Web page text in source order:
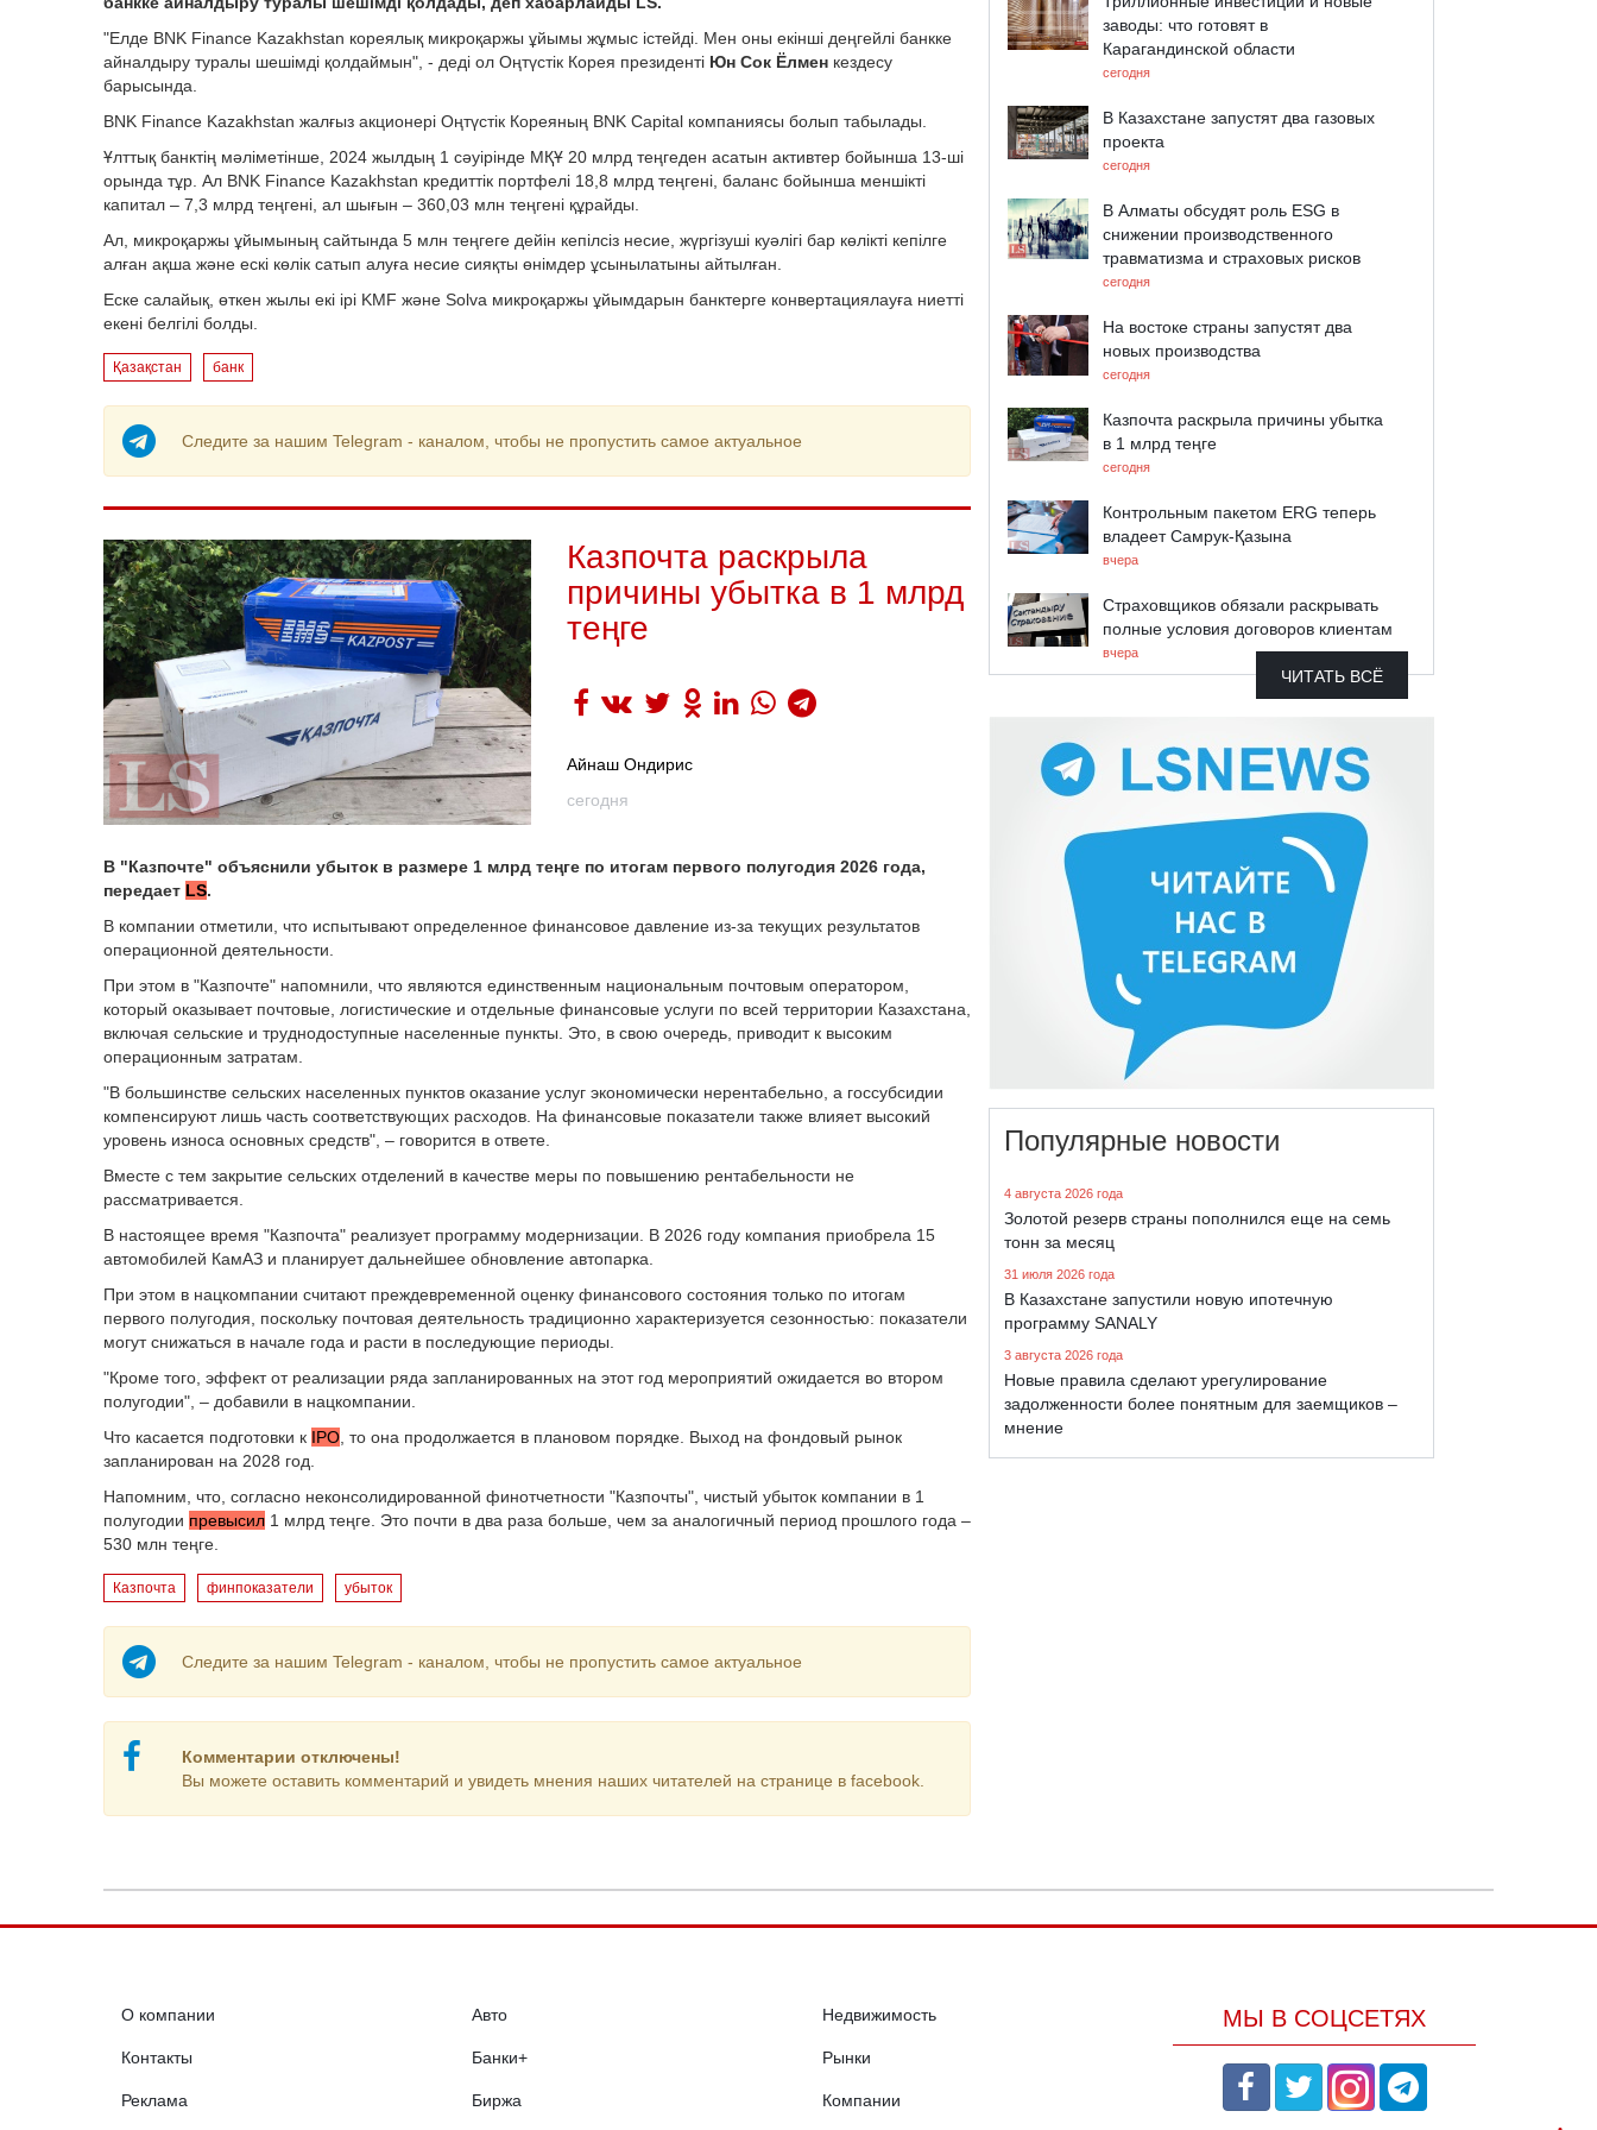
"Елде BNK Finance Kazakhstan кореялық микроқаржы ұйымы жұмыс істейді. Мен оны екінші деңгейлі банкке
айналдыру туралы шешімді қолдаймын", - деді ол Оңтүстік Корея президенті Юн Сок Ёлмен кездесу
барысында.
BNK Finance Kazakhstan жалғыз акционері Оңтүстік Кореяның BNK Capital компаниясы болып табылады.‎
Ұлттық банктің мәліметінше, 2024 жылдың 1 сәуірінде МҚҰ 20 млрд теңгеден асатын активтер бойынша 13-ші
орында тұр. Ал BNK Finance Kazakhstan кредиттік портфелі 18,8 млрд теңгені, баланс бойынша меншікті
капитал – 7,3 млрд теңгені, ал шығын – 360,03 млн теңгені құрайды.
Ал, микроқаржы ұйымының сайтында 5 млн теңгеге дейін кепілсіз несие, жүргізуші куәлігі бар көлікті кепілге
алған ақша және ескі көлік сатып алуға несие сияқты өнімдер ұсынылатыны айтылған.
Еске салайық, өткен жылы екі ірі KMF және Solva микроқаржы ұйымдарын банктерге конвертациялауға ниетті
екені белгілі болды.
Қазақстан банк
Следите за нашим Telegram - каналом, чтобы не пропустить самое актуальное
Казпочта раскрыла
причины убытка в 1 млрд
теңге
Айнаш Ондирис
сегодня
В "Казпочте" объяснили убыток в размере 1 млрд теңге по итогам первого полугодия 2026 года,
передает LS.
В компании отметили, что испытывают определенное финансовое давление из-за текущих результатов
операционной деятельности.
При этом в "Казпочте" напомнили, что являются единственным национальным почтовым оператором,
который оказывает почтовые, логистические и отдельные финансовые услуги по всей территории Казахстана,
включая сельские и труднодоступные населенные пункты. Это, в свою очередь, приводит к высоким
операционным затратам.
"В большинстве сельских населенных пунктов оказание услуг экономически нерентабельно, а госсубсидии
компенсируют лишь часть соответствующих расходов. На финансовые показатели также влияет высокий
уровень износа основных средств", – говорится в ответе.
Вместе с тем закрытие сельских отделений в качестве меры по повышению рентабельности не
рассматривается.
В настоящее время "Казпочта" реализует программу модернизации. В 2026 году компания приобрела 15
автомобилей КамАЗ и планирует дальнейшее обновление автопарка.
При этом в нацкомпании считают преждевременной оценку финансового состояния только по итогам
первого полугодия, поскольку почтовая деятельность традиционно характеризуется сезонностью: показатели
могут снижаться в начале года и расти в последующие периоды.
"Кроме того, эффект от реализации ряда запланированных на этот год мероприятий ожидается во втором
полугодии", – добавили в нацкомпании.
Что касается подготовки к IPO , то она продолжается в плановом порядке. Выход на фондовый рынок
запланирован на 2028 год.
Напомним, что, согласно неконсолидированной финотчетности "Казпочты", чистый убыток компании в 1
полугодии превысил 1 млрд теңге. Это почти в два раза больше, чем за аналогичный период прошлого года –
530 млн теңге.
Казпочта финпоказатели убыток
Следите за нашим Telegram - каналом, чтобы не пропустить самое актуальное
Комментарии отключены!
Вы можете оставить комментарий и увидеть мнения наших читателей на странице в facebook.
заводы: что готовят в
Карагандинской области
сегодня
В Казахстане запустят два газовых
проекта
сегодня
В Алматы обсудят роль ESG в
снижении производственного
травматизма и страховых рисков
сегодня
На востоке страны запустят два
новых производства
сегодня
Казпочта раскрыла причины убытка
в 1 млрд теңге
сегодня
Контрольным пакетом ERG теперь
владеет Самрук-Қазына
вчера
Страховщиков обязали раскрывать
полные условия договоров клиентам
вчера
ЧИТАТЬ ВСЁ
Популярные новости
4 августа 2026 года
Золотой резерв страны пополнился еще на семь
тонн за месяц
31 июля 2026 года
В Казахстане запустили новую ипотечную
программу SANALY
3 августа 2026 года
Новые правила сделают урегулирование
задолженности более понятным для заемщиков –
мнение
О компании
Контакты
Реклама
Авто
Банки+
Биржа
Недвижимость
Рынки
Компании
МЫ В СОЦСЕТЯХ